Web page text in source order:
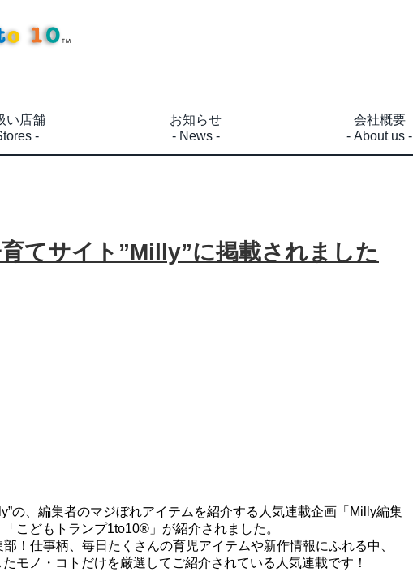
い店舗
-
お知らせ
- News -
会社概要
- About us -
育てサイト”Milly”に掲載されました
の、編集者のマジぼれアイテムを紹介する人気連載企画「Milly編集
こどもトランプ1to10®」が紹介されました。
！仕事柄、毎日たくさんの育児アイテムや新作情報にふれる中、
モノ・コトだけを厳選してご紹介されている人気連載です！